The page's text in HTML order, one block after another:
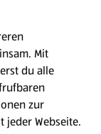
Mit
du alle
zur
Webseite.